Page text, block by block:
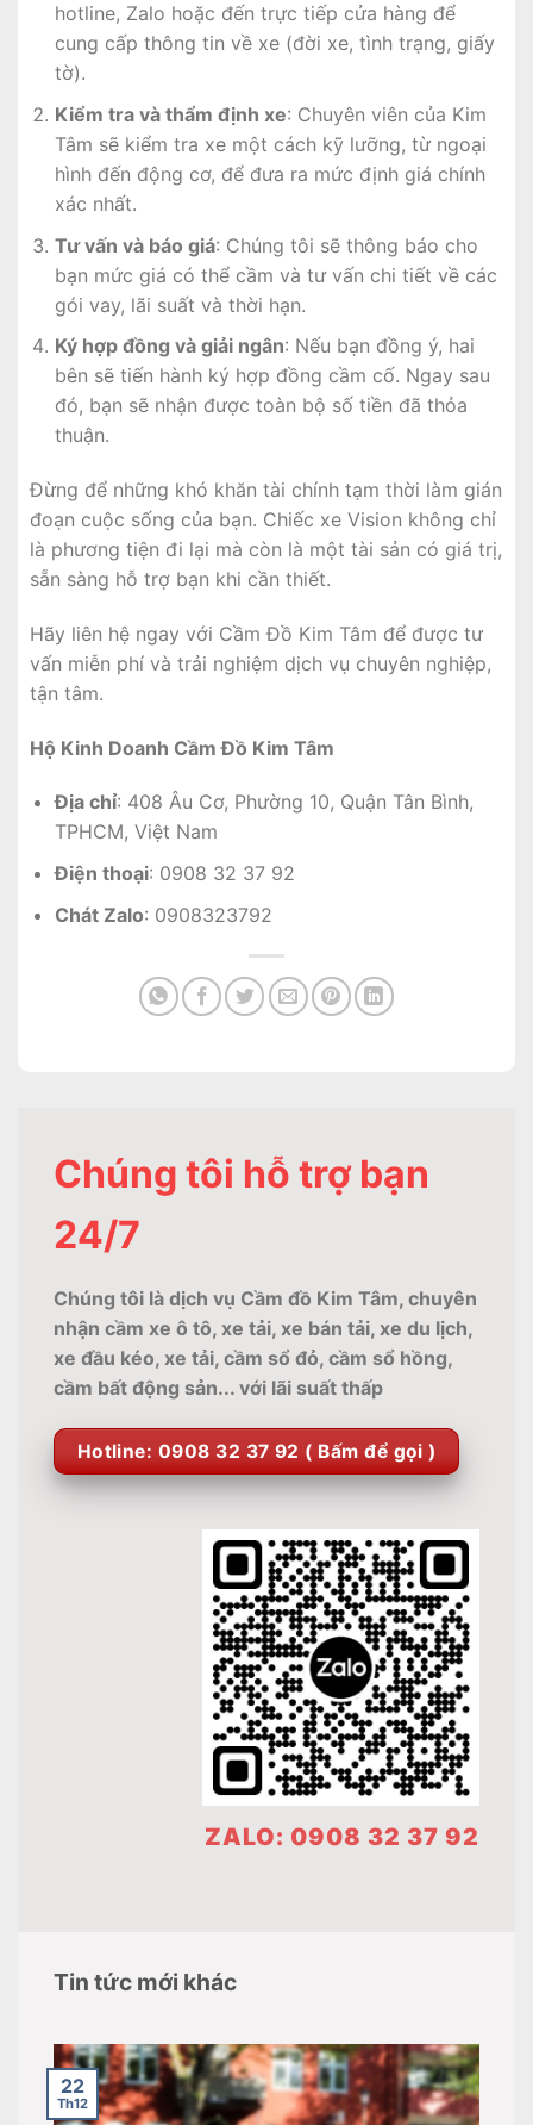
hotline, Zalo hoặc đến trực tiếp cửa hàng để
cung cấp thông tin về xe (đời xe, tình trạng, giấy
tờ).
Kiểm tra và thẩm định xe: Chuyên viên của Kim
Tâm sẽ kiểm tra xe một cách kỹ lưỡng, từ ngoại
hình đến động cơ, để đưa ra mức định giá chính
xác nhất.
Tư vấn và báo giá: Chúng tôi sẽ thông báo cho
bạn mức giá có thể cầm và tư vấn chi tiết về các
gói vay, lãi suất và thời hạn.
Ký hợp đồng và giải ngân: Nếu bạn đồng ý, hai
bên sẽ tiến hành ký hợp đồng cầm cố. Ngay sau
đó, bạn sẽ nhận được toàn bộ số tiền đã thỏa
thuận.
Đừng để những khó khăn tài chính tạm thời làm gián
đoạn cuộc sống của bạn. Chiếc xe Vision không chỉ
là phương tiện đi lại mà còn là một tài sản có giá trị,
sẵn sàng hỗ trợ bạn khi cần thiết.
Hãy liên hệ ngay với Cầm Đồ Kim Tâm để được tư
vấn miễn phí và trải nghiệm dịch vụ chuyên nghiệp,
tận tâm.
Hộ Kinh Doanh Cầm Đồ Kim Tâm
Địa chỉ: 408 Âu Cơ, Phường 10, Quận Tân Bình,
TPHCM, Việt Nam
Điện thoại: 0908 32 37 92
Chát Zalo: 0908323792
Chúng tôi hỗ trợ bạn
24/7
Chúng tôi là dịch vụ Cầm đồ Kim Tâm, chuyên
nhận cầm xe ô tô, xe tải, xe bán tải, xe du lịch,
xe đầu kéo, xe tải, cầm sổ đỏ, cầm sổ hồng,
cầm bất động sản... với lãi suất thấp
Hotline: 0908 32 37 92 ( Bấm để gọi )
ZALO: 0908 32 37 92
Tin tức mới khác
22
Th12